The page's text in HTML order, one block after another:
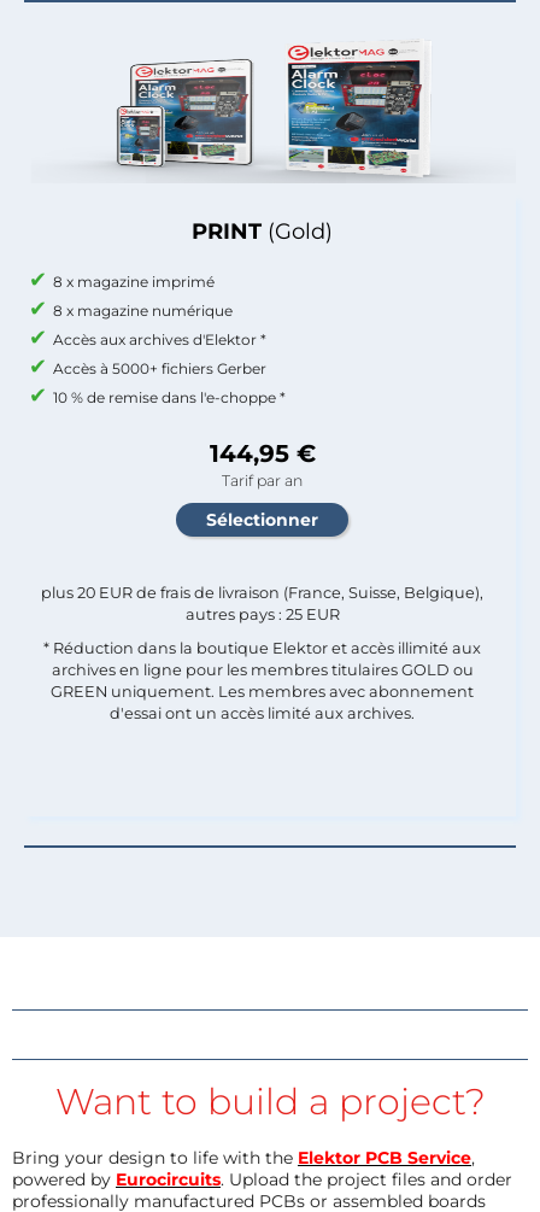
PRINT (Gold)
8 x magazine imprimé
8 x magazine numérique
Accès aux archives d'Elektor *
Accès à 5000+ fichiers Gerber
10 % de remise dans l'e-choppe *
144,95 €
Tarif par an
plus 20 EUR de frais de livraison (France, Suisse, Belgique),
autres pays : 25 EUR
* Réduction dans la boutique Elektor et accès illimité aux
archives en ligne pour les membres titulaires GOLD ou
GREEN uniquement. Les membres avec abonnement
d'essai ont un accès limité aux archives.
Want to build a project?
Bring your design to life with the Elektor PCB Service,
powered by Eurocircuits. Upload the project files and order
professionally manufactured PCBs or assembled boards